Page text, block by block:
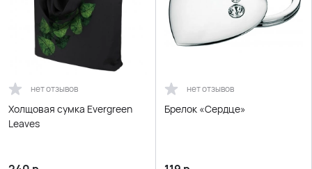
нет отзывов
Холщовая сумка Evergreen
Leaves
нет отзывов
Брелок «Сердце»